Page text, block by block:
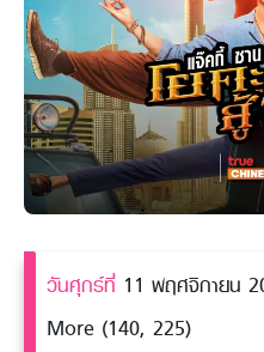
วันศุกร์ที่ 11 พฤศจิกายน
More (140, 225)